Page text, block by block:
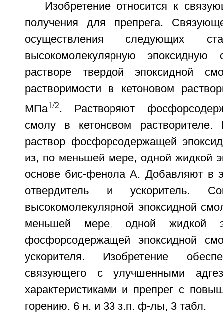
Изобретение относится к
получения для препрега.
осуществления следующих
высокомолекулярную
растворе твердой эпоксидной
растворимости в кетоновом
МПа1/2. Растворяют
смолу в кетоновом растворителе.
раствор фосфорсодержащей
из, по меньшей мере, одной жидкой
основе бис-фенола А. Добавляют в
отвердитель и ускоритель.
высокомолекулярной эпоксидной
меньшей мере, одной жидкой
фосфорсодержащей эпоксидной
ускорителя. Изобретение
связующего с улучшенными
характеристиками и препрег с
горению. 6 н. и 33 з.п. ф-лы, 3 табл.